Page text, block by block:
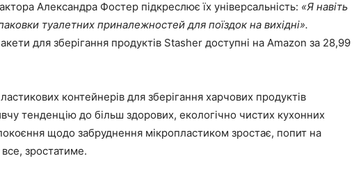
Александра Фостер підкреслює їх універсальність: «Я навіть
туалетних приналежностей для поїздок на вихідні».
для зберігання продуктів Stasher доступні на Amazon за 28,99
контейнерів для зберігання харчових продуктів
тенденцію до більш здорових, екологічно чистих кухонних
щодо забруднення мікропластиком зростає, попит на
зростатиме.